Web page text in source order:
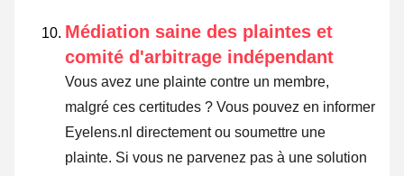
Médiation saine des plaintes et
comité d'arbitrage indépendant
Vous avez une plainte contre un membre,
malgré ces certitudes ? Vous pouvez en informer
Eyelens.nl directement ou soumettre une
plainte. Si vous ne parvenez pas à une solution